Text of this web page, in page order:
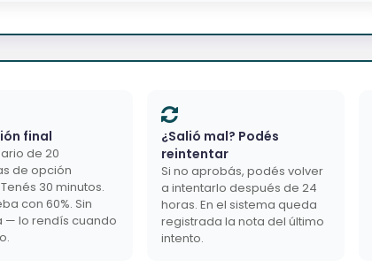
final
de 20
de opción
30 minutos.
con 60%. Sin
— lo rendís cuando
¿Salió mal? Podés
reintentar
Si no aprobás, podés volver
a intentarlo después de 24
horas. En el sistema queda
registrada la nota del último
intento.